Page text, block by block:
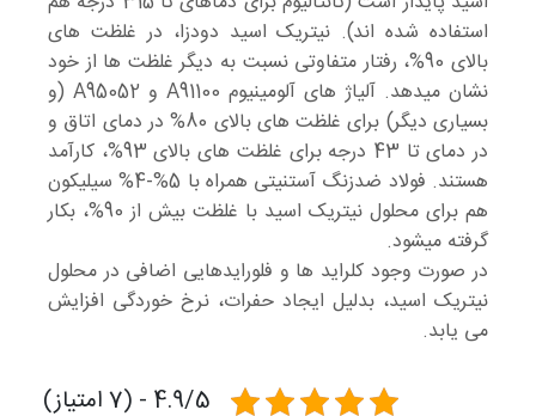
استفاده شده اند). نیتریک اسید دودزا، در غلظت های
بالای 90%، رفتار متفاوتی نسبت به دیگر غلظت ها از خود
نشان میدهد. آلیاژ های آلومینیوم A91100 و A95052 (و
بسیاری دیگر) برای غلظت های بالای 80% در دمای اتاق و
در دمای تا 43 درجه برای غلظت های بالای 93%، کارآمد
هستند. فولاد ضدزنگ آستنیتی همراه با 5%-4% سیلیکون
هم برای محلول نیتریک اسید با غلظت بیش از 90%، بکار
گرفته میشود.
در صورت وجود کلراید ها و فلورایدهایی اضافی در محلول
نیتریک اسید، بدلیل ایجاد حفرات، نرخ خوردگی افزایش
می یابد.
4.9/5 - (7 امتیاز)